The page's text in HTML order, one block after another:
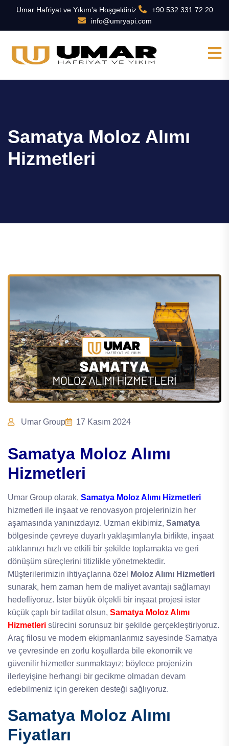
Umar Hafriyat ve Yıkım'a Hoşgeldiniz.
+90 532 331 72 20
info@umryapi.com
Samatya Moloz Alımı
Hizmetleri
Umar Group 17 Kasım 2024
Samatya Moloz Alımı
Hizmetleri
Umar Group olarak, Samatya Moloz Alımı Hizmetleri
hizmetleri ile inşaat ve renovasyon projelerinizin her
aşamasında yanınızdayız. Uzman ekibimiz, Samatya
bölgesinde çevreye duyarlı yaklaşımlarıyla birlikte, inşaat
atıklarınızı hızlı ve etkili bir şekilde toplamakta ve geri
dönüşüm süreçlerini titizlikle yönetmektedir.
Müşterilerimizin ihtiyaçlarına özel
Moloz Alımı Hizmetleri
sunarak, hem zaman hem de maliyet avantajı sağlamayı
hedefliyoruz. İster büyük ölçekli bir inşaat projesi ister
küçük çaplı bir tadilat olsun, Samatya Moloz Alımı
Hizmetleri sürecini sorunsuz bir şekilde gerçekleştiriyoruz.
Araç filosu ve modern ekipmanlarımız sayesinde Samatya
ve çevresinde en zorlu koşullarda bile ekonomik ve
güvenilir hizmetler sunmaktayız; böylece projenizin
ilerleyişine herhangi bir gecikme olmadan devam
edebilmeniz için gereken desteği sağlıyoruz.
Samatya Moloz Alımı
Fiyatları